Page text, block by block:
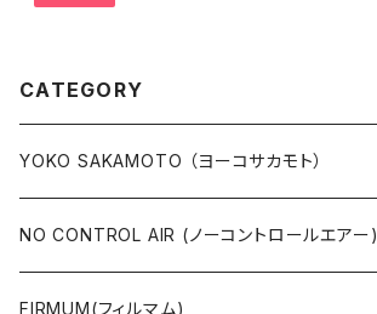
CATEGORY
YOKO SAKAMOTO （ヨーコサカモト）
NO CONTROL AIR (ノーコントロールエアー)
FIRMUM(フィルマム)